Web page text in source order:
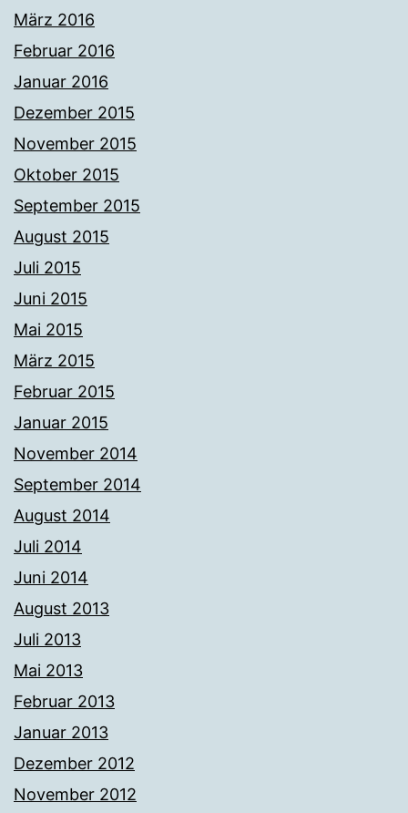
März 2016
Februar 2016
Januar 2016
Dezember 2015
November 2015
Oktober 2015
September 2015
August 2015
Juli 2015
Juni 2015
Mai 2015
März 2015
Februar 2015
Januar 2015
November 2014
September 2014
August 2014
Juli 2014
Juni 2014
August 2013
Juli 2013
Mai 2013
Februar 2013
Januar 2013
Dezember 2012
November 2012